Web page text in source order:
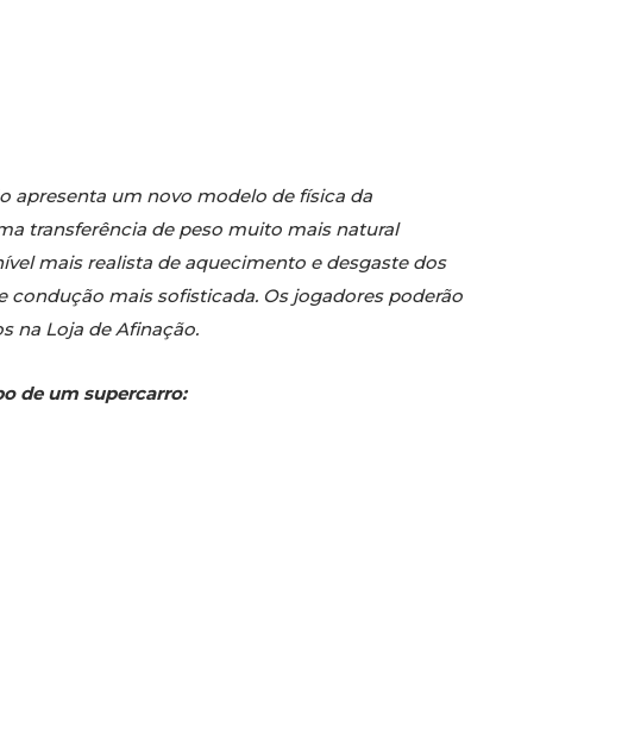
apresenta um novo modelo de física da
transferência de peso muito mais natural
mais realista de aquecimento e desgaste dos
mais sofisticada. Os jogadores poderão
na Loja de Afinação.
de um supercarro: